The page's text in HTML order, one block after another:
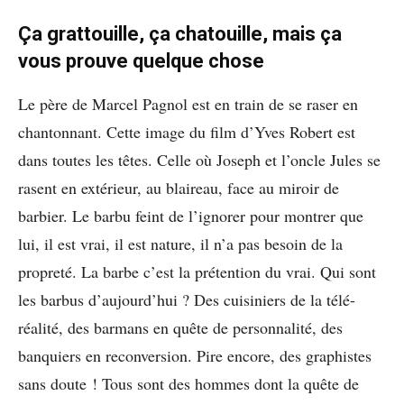
Ça grattouille, ça chatouille, mais ça
vous prouve quelque chose
Le père de Marcel Pagnol est en train de se raser en
chantonnant. Cette image du film d’Yves Robert est
dans toutes les têtes. Celle où Joseph et l’oncle Jules se
rasent en extérieur, au blaireau, face au miroir de
barbier. Le barbu feint de l’ignorer pour montrer que
lui, il est vrai, il est nature, il n’a pas besoin de la
propreté. La barbe c’est la prétention du vrai. Qui sont
les barbus d’aujourd’hui ? Des cuisiniers de la télé-
réalité, des barmans en quête de personnalité, des
banquiers en reconversion. Pire encore, des graphistes
sans doute ! Tous sont des hommes dont la quête de